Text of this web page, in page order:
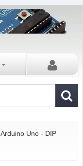
Arduino Uno - DIP